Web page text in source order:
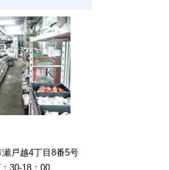
戸越4丁目8番5号
30-18：00